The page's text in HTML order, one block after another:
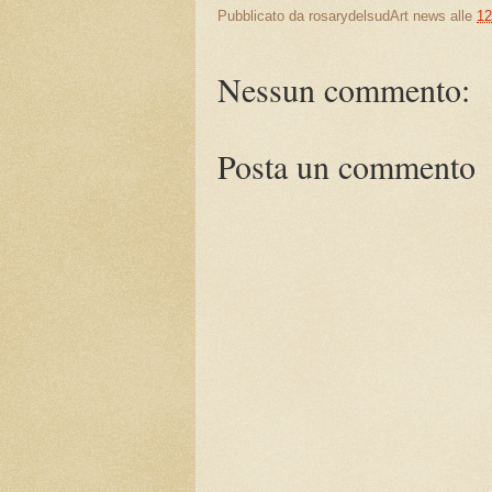
Pubblicato da rosarydelsudArt news alle
Nessun commento:
Posta un commento